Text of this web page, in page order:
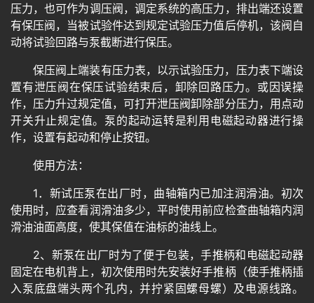
压力，也可作为调压阀，调定系统的高压力，排出端还设置
有保压阀，当被试验件达到规定试验压力值后停机，该阀自
动将试验回路与泵截断进行保压。
保压阀上端装有压力表，以示试验压力，压力表下端设
置有泄压阀在保压试验结束后，卸除回路压力。或因误操
作，压力升过规定值，可打开泄压阀卸除部分压力，用点动
开关升止规定值。泵的起动运转是利用电磁起动器进行操
作，设置有起动和停止按钮。
使用方法：
1．新试压泵在出厂时，曲轴箱内已加注润滑油。初次
使用时，应查看润滑油多少，平时使用前应检查曲轴箱内润
滑油油面高度，使其保值在油标的油线上。
2、新泵在出厂时为了便于包装，手推柄和电磁起动器
固定在电机背上，初次使用时先安装好手推柄（使手推柄插
入泵底盘端头两个孔内，并拧紧固螺母螺）及电源线路。